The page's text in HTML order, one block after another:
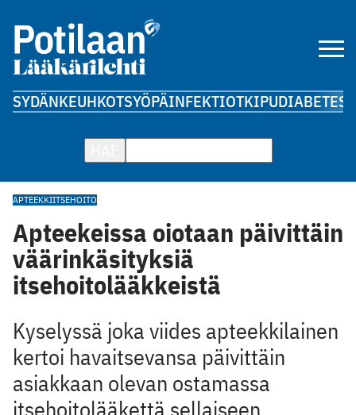
SYDÄNKEUHKOTSYÖPÄINFEKTIOTKIPUDIABETES
APTEEKKIITSEHOITO
Apteekeissa oiotaan päivittäin
väärinkäsityksiä
itsehoitolääkkeistä
Kyselyssä joka viides apteekkilainen
kertoi havaitsevansa päivittäin
asiakkaan olevan ostamassa
itsehoitolääkettä sellaiseen